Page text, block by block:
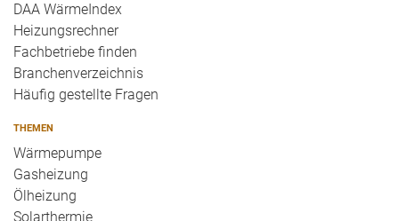
DAA WärmeIndex
Heizungsrechner
Fachbetriebe finden
Branchenverzeichnis
Häufig gestellte Fragen
THEMEN
Wärmepumpe
Gasheizung
Ölheizung
Solarthermie